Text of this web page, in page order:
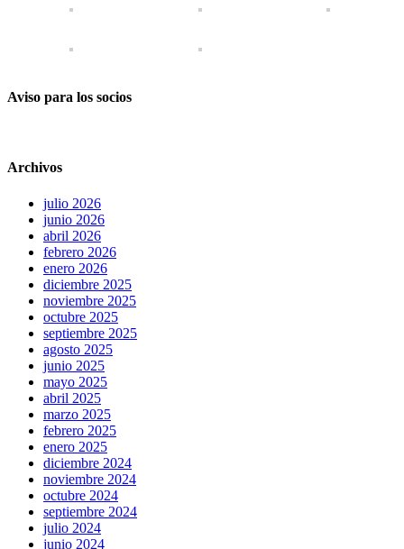
Aviso para los socios
Archivos
julio 2026
junio 2026
abril 2026
febrero 2026
enero 2026
diciembre 2025
noviembre 2025
octubre 2025
septiembre 2025
agosto 2025
junio 2025
mayo 2025
abril 2025
marzo 2025
febrero 2025
enero 2025
diciembre 2024
noviembre 2024
octubre 2024
septiembre 2024
julio 2024
junio 2024